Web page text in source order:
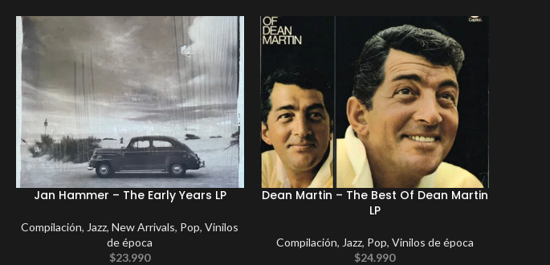
Jan Hammer – The Early Years LP
Compilación, Jazz,New Arrivals, Pop,Vinilos
de época
$23.990
Dean Martin – The Best Of Dean Martin
LP
Compilación, Jazz, Pop, Vinilos de época
$24.990